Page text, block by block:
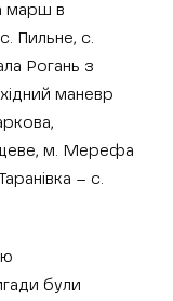
марш в
Пильне, с.
Рогань з
маневр
м. Мерефа
– с.
були